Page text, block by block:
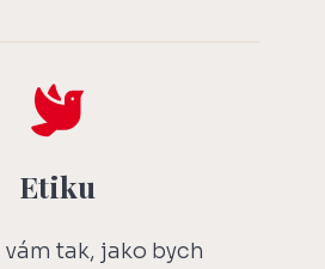

Etiku
tak, jako bych